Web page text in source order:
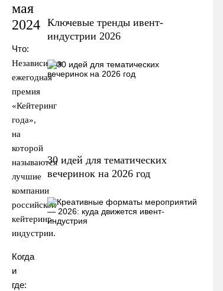
мая
2024
Что:
Независимая
ежегодная
премия
«Кейтеринг
года»,
на
которой
называются
лучшие
компании
российской
кейтеринг-
индустрии.
Когда
и
где:
Ключевые тренды ивент-
индустрии 2026
30 идей для тематических
вечеринок на 2026 год